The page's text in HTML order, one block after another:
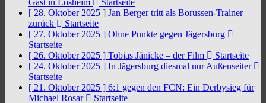
Gast in Losheim
Startseite
[ 28. Oktober 2025 ] Jan Berger tritt als Borussen-Trainer
zurück
Startseite
[ 27. Oktober 2025 ] Ohne Punkte gegen Jägersburg
Startseite
[ 26. Oktober 2025 ] Tobias Jänicke – der Film
Startseite
[ 24. Oktober 2025 ] In Jägersburg diesmal nur Außenseiter
Startseite
[ 21. Oktober 2025 ] 6:1 gegen den FCN: Ein Derbysieg für
Michael Rosar
Startseite